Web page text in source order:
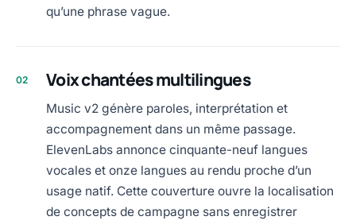
qu’une phrase vague.
02 Voix chantées multilingues
Music v2 génère paroles, interprétation et
accompagnement dans un même passage.
ElevenLabs annonce cinquante-neuf langues
vocales et onze langues au rendu proche d’un
usage natif. Cette couverture ouvre la localisation
de concepts de campagne sans enregistrer